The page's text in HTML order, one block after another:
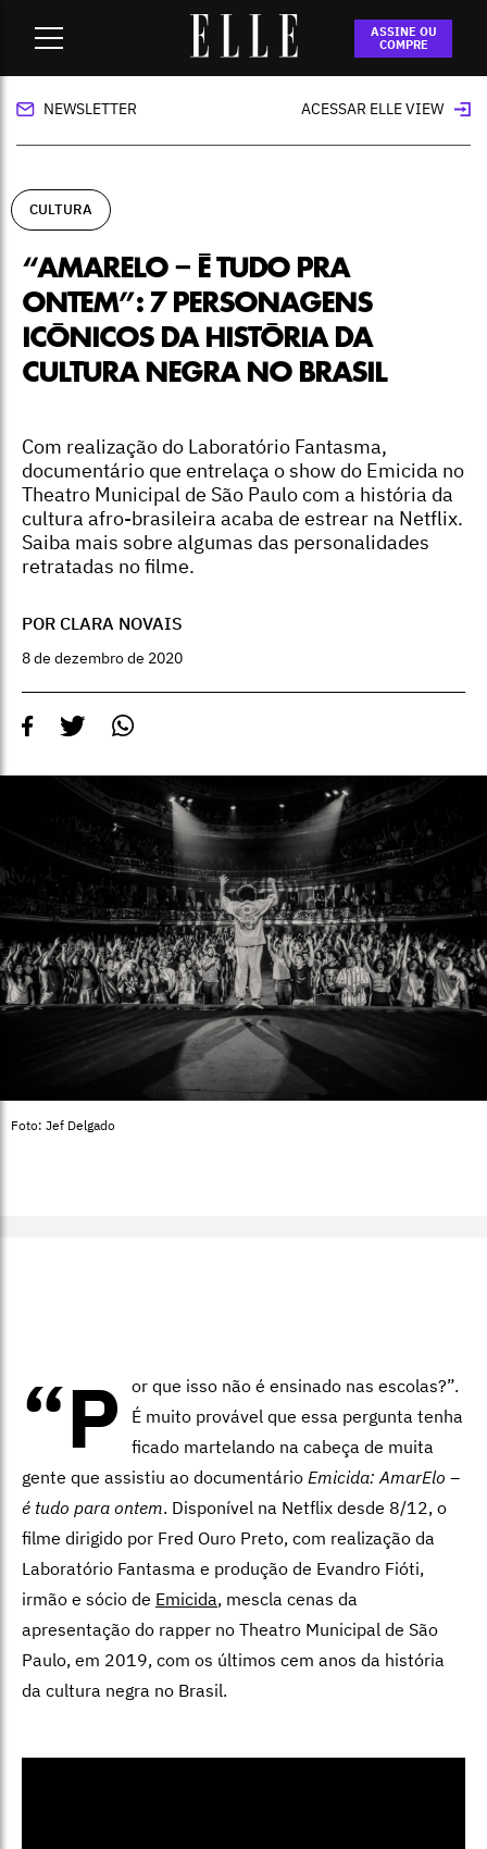
ASSINE OU
COMPRE
“AmarElo – é tudo pra ontem”: 7
personagens icônicos da história da cultura negra no Brasil
NEWSLETTER ACESSAR ELLE VIEW
CULTURA
“AMARELO – É TUDO PRA
ONTEM”: 7 PERSONAGENS
ICÔNICOS DA HISTÓRIA DA
CULTURA NEGRA NO BRASIL
Com realização do Laboratório Fantasma,
documentário que entrelaça o show do Emicida no
Theatro Municipal de São Paulo com a história da
cultura afro-brasileira acaba de estrear na Netflix.
Saiba mais sobre algumas das personalidades
retratadas no filme.
POR CLARA NOVAIS
8 de dezembro de 2020
Foto: Jef Delgado
“P
or que isso não é ensinado nas escolas?”.
É muito provável que essa pergunta tenha
ficado martelando na cabeça de muita
gente que assistiu ao documentário Emicida: AmarElo –
é tudo para ontem. Disponível na Netflix desde 8/12, o
filme dirigido por Fred Ouro Preto, com realização da
Laboratório Fantasma e produção de Evandro Fióti,
irmão e sócio de Emicida, mescla cenas da
apresentação do rapper no Theatro Municipal de São
Paulo, em 2019, com os últimos cem anos da história
da cultura negra no Brasil.